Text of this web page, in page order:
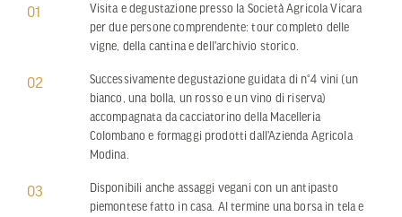
01
Visita e degustazione presso la Società Agricola Vicara
per due persone comprendente: tour completo delle
vigne, della cantina e dell'archivio storico.
02
Successivamente degustazione guidata di n°4 vini (un
bianco, una bolla, un rosso e un vino di riserva)
accompagnata da cacciatorino della Macelleria
Colombano e formaggi prodotti dall'Azienda Agricola
Modina.
03
Disponibili anche assaggi vegani con un antipasto
piemontese fatto in casa. Al termine una borsa in tela e